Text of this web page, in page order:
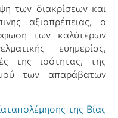
των διακρίσεων και
αξιοπρέπειας, ο
των καλύτερων
ευημερίας,
της ισότητας, της
των απαράβατων
της Βίας